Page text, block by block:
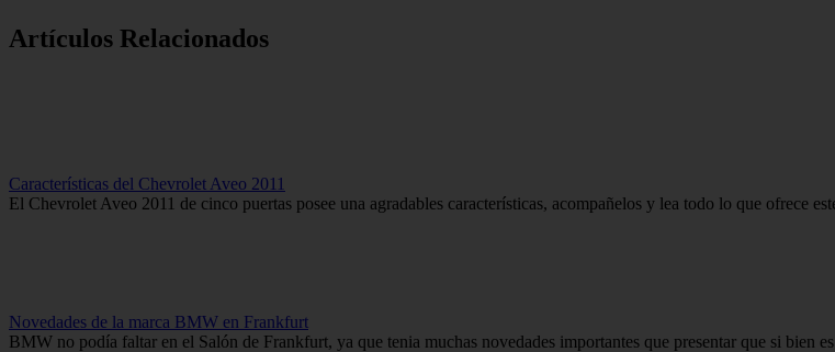
Artículos Relacionados
Características del Chevrolet Aveo 2011
El Chevrolet Aveo 2011 de cinco puertas posee una agradables características, acompañelos y lea todo lo que ofrece
Novedades de la marca BMW en Frankfurt
BMW no podía faltar en el Salón de Frankfurt, ya que tenia muchas novedades importantes que presentar que si bien